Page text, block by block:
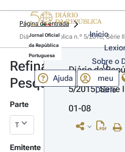
Jornal Oficial
da República
Portuguesa
Início
Sobre o
Ajuda
O
meu
Diário
Página de entrada
Diário da República n.º 5/2015, Série
Refinar
Pesquisa
Parte
Emitente
Diário da
5/2015, Série
01-08